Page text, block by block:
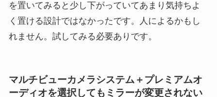
を置いてみると少し下がっていてあまり気持ちよ
く置ける設計ではなかったです。人によるかもし
れません。試してみる必要ありです。
マルチビューカメラシステム＋プレミアムオ
ーディオを選択してもミラーが変更されない